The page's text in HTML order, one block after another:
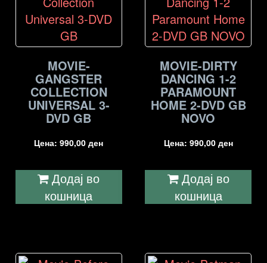
MOVIE-
GANGSTER
COLLECTION
UNIVERSAL 3-
DVD GB
Цена:990,00ден
Додај во
кошница
MOVIE-DIRTY
DANCING 1-2
PARAMOUNT
HOME 2-DVD GB
NOVO
Цена: 990,00 ден
Додај во
кошница